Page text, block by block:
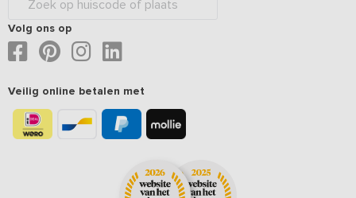
Volg ons op
Veilig online betalen met